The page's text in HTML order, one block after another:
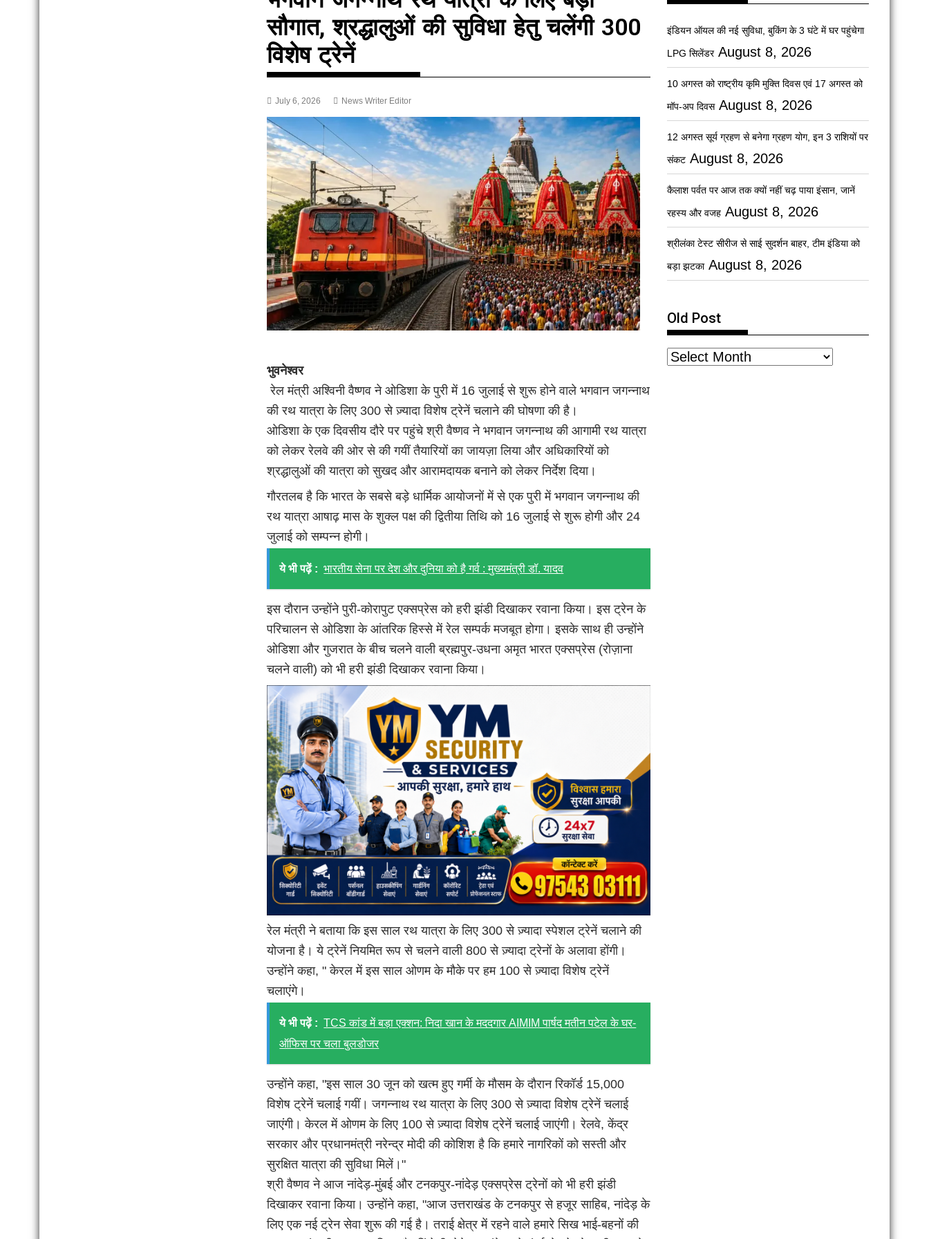
सौगात, श्रद्धालुओं की सुविधा हेतु चलेंगी 300
विशेष ट्रेनें
July 6, 2026 News Writer Editor
भुवनेश्वर
रेल मंत्री अश्विनी वैष्णव ने ओडिशा के पुरी में 16 जुलाई से शुरू होने वाले भगवान जगन्नाथ
की रथ यात्रा के लिए 300 से ज़्यादा विशेष ट्रेनें चलाने की घोषणा की है।
ओडिशा के एक दिवसीय दौरे पर पहुंचे श्री वैष्णव ने भगवान जगन्नाथ की आगामी रथ यात्रा
को लेकर रेलवे की ओर से की गयीं तैयारियों का जायज़ा लिया और अधिकारियों को
श्रद्धालुओं की यात्रा को सुखद और आरामदायक बनाने को लेकर निर्देश दिया।
गौरतलब है कि भारत के सबसे बड़े धार्मिक आयोजनों में से एक पुरी में भगवान जगन्नाथ की
रथ यात्रा आषाढ़ मास के शुक्ल पक्ष की द्वितीया तिथि को 16 जुलाई से शुरू होगी और 24
जुलाई को सम्पन्न होगी।
ये भी पढ़ें : भारतीय सेना पर देश और दुनिया को है गर्व : मुख्यमंत्री डॉ. यादव
इस दौरान उन्होंने पुरी-कोरापुट एक्सप्रेस को हरी झंडी दिखाकर रवाना किया। इस ट्रेन के
परिचालन से ओडिशा के आंतरिक हिस्से में रेल सम्पर्क मजबूत होगा। इसके साथ ही उन्होंने
ओडिशा और गुजरात के बीच चलने वाली ब्रह्मपुर-उधना अमृत भारत एक्सप्रेस (रोज़ाना
चलने वाली) को भी हरी झंडी दिखाकर रवाना किया।
रेल मंत्री ने बताया कि इस साल रथ यात्रा के लिए 300 से ज़्यादा स्पेशल ट्रेनें चलाने की
योजना है। ये ट्रेनें नियमित रूप से चलने वाली 800 से ज़्यादा ट्रेनों के अलावा होंगी।
उन्होंने कहा, " केरल में इस साल ओणम के मौके पर हम 100 से ज़्यादा विशेष ट्रेनें
चलाएंगे।
ये भी पढ़ें : TCS कांड में बड़ा एक्शन: निदा खान के मददगार AIMIM पार्षद मतीन पटेल के घर-
ऑफिस पर चला बुलडोजर
उन्होंने कहा, "इस साल 30 जून को खत्म हुए गर्मी के मौसम के दौरान रिकॉर्ड 15,000
विशेष ट्रेनें चलाई गयीं। जगन्नाथ रथ यात्रा के लिए 300 से ज़्यादा विशेष ट्रेनें चलाई
जाएंगी। केरल में ओणम के लिए 100 से ज़्यादा विशेष ट्रेनें चलाई जाएंगी। रेलवे, केंद्र
सरकार और प्रधानमंत्री नरेन्द्र मोदी की कोशिश है कि हमारे नागरिकों को सस्ती और
सुरक्षित यात्रा की सुविधा मिलें।"
श्री वैष्णव ने आज नांदेड़-मुंबई और टनकपुर-नांदेड़ एक्सप्रेस ट्रेनों को भी हरी झंडी
दिखाकर रवाना किया। उन्होंने कहा, "आज उत्तराखंड के टनकपुर से हजूर साहिब, नांदेड़ के
लिए एक नई ट्रेन सेवा शुरू की गई है। तराई क्षेत्र में रहने वाले हमारे सिख भाई-बहनों की
इंडियन ऑयल की नई सुविधा, बुकिंग के 3 घंटे में घर पहुंचेगा
LPG सिलेंडर August 8, 2026
10 अगस्त को राष्ट्रीय कृमि मुक्ति दिवस एवं 17 अगस्त को
मॉप-अप दिवस August 8, 2026
12 अगस्त सूर्य ग्रहण से बनेगा ग्रहण योग, इन 3 राशियों पर
संकट August 8, 2026
कैलाश पर्वत पर आज तक क्यों नहीं चढ़ पाया इंसान, जानें
रहस्य और वजह August 8, 2026
श्रीलंका टेस्ट सीरीज से साई सुदर्शन बाहर, टीम इंडिया को
बड़ा झटका August 8, 2026
Old Post